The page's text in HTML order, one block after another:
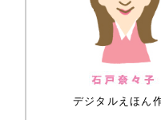
デジタルえほん